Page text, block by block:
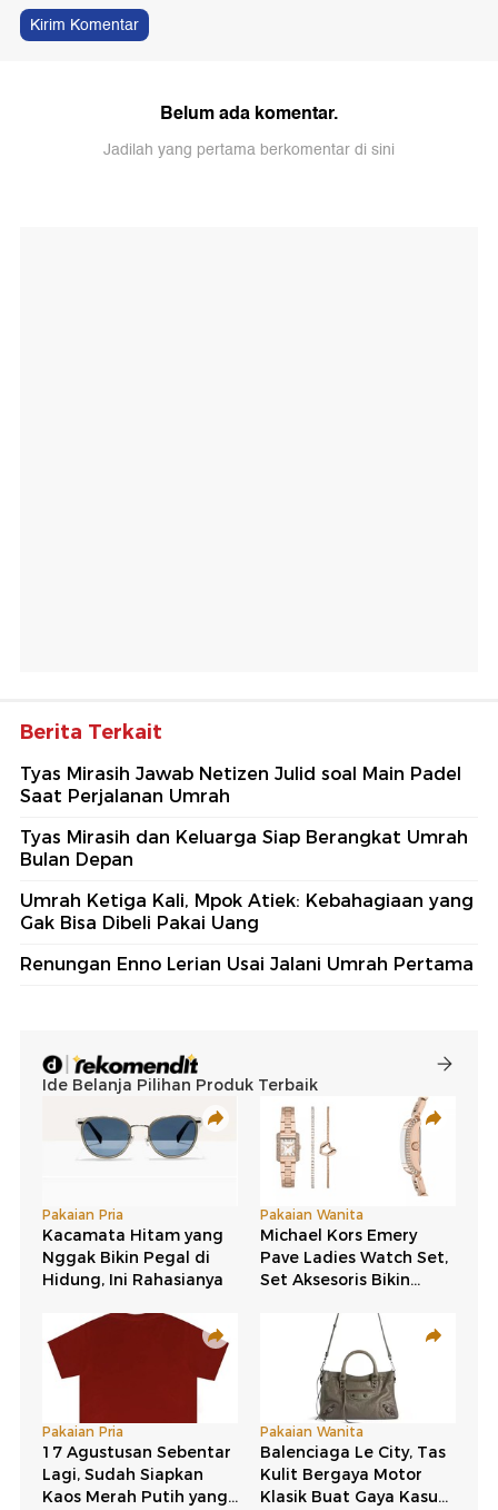
Kirim Komentar
Belum ada komentar.
Jadilah yang pertama berkomentar di sini
Berita Terkait
Tyas Mirasih Jawab Netizen Julid soal Main Padel
Saat Perjalanan Umrah
Tyas Mirasih dan Keluarga Siap Berangkat Umrah
Bulan Depan
Umrah Ketiga Kali, Mpok Atiek: Kebahagiaan yang
Gak Bisa Dibeli Pakai Uang
Renungan Enno Lerian Usai Jalani Umrah Pertama